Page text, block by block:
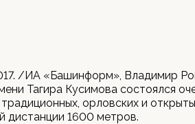
/ИА «Башинформ», Владимир
Тагира Кусимова состоялся
орловских и
дистанции 1600 метров.